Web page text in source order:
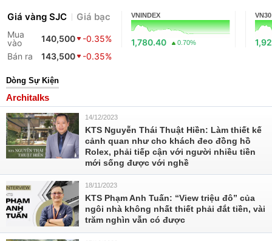
Giá vàng SJC Giá bạc
Mua
vào
140,500
-0.35%
Bán ra
143,500 -0.35%
VNINDEX
1,780.40 0.70%
VN30
Dòng Sự Kiện
Architalks
14/12/2023
KTS Nguyễn Thái Thuật Hiền: Làm thiết kế
cảnh quan như cho khách đeo đồng hồ
Rolex, phải tiếp cận với người nhiều tiền
mới sống được với nghề
18/11/2023
KTS Phạm Anh Tuấn: “View triệu đô” của
ngôi nhà không nhất thiết phải đắt tiền, vài
trăm nghìn vẫn có được